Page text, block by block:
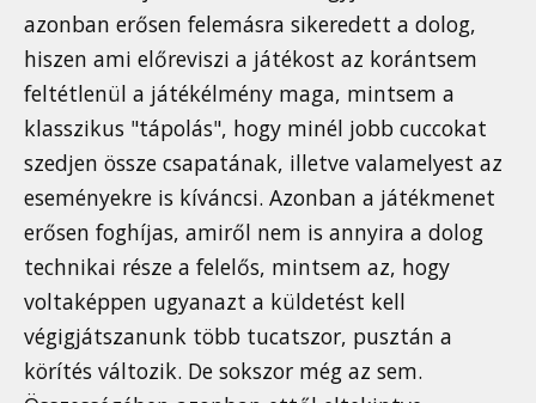
azonban erősen felemásra sikeredett a dolog,
hiszen ami előreviszi a játékost az korántsem
feltétlenül a játékélmény maga, mintsem a
klasszikus "tápolás", hogy minél jobb cuccokat
szedjen össze csapatának, illetve valamelyest az
eseményekre is kíváncsi. Azonban a játékmenet
erősen foghíjas, amiről nem is annyira a dolog
technikai része a felelős, mintsem az, hogy
voltaképpen ugyanazt a küldetést kell
végigjátszanunk több tucatszor, pusztán a
körítés változik. De sokszor még az sem.